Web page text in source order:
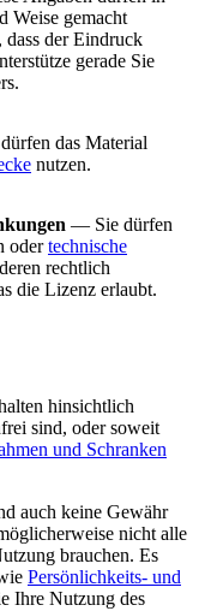
Weise gemacht
der Eindruck
gerade Sie
das Material
nutzen.
— Sie dürfen
odertechnische
rechtlich
die Lizenz erlaubt.
hinsichtlich
sind, oder soweit
und Schranken
auch keine Gewähr
nicht alle
brauchen. Es
Persönlichkeits- und
Ihre Nutzung des